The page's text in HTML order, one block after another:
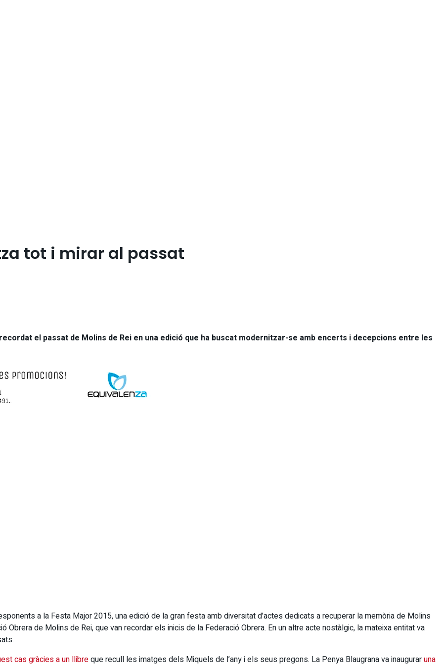
tot i mirar al passat
el passat de Molins de Rei en una edició que ha buscat modernitzar-se amb encerts i decepcions entre les
a la Festa Major 2015, una edició de la gran festa amb diversitat d’actes dedicats a recuperar la memòria de Molins
Obrera de Molins de Rei, que van recordar els inicis de la Federació Obrera. En un altre acte nostàlgic, la mateixa entitat va
cas gràcies a un llibreque recull les imatges dels Miquels de l’any i els seus pregons. La Penya Blaugrana va inauguraruna